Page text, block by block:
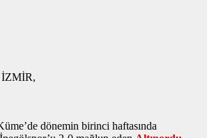
İZMİR,
dönemin birinci haftasında